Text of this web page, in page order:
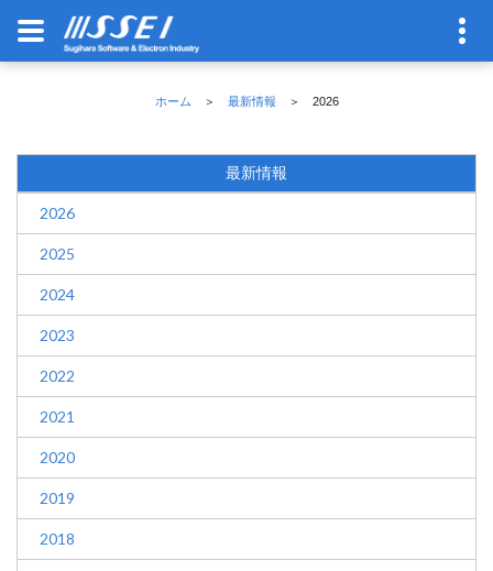
ホーム ＞ 最新情報 ＞ 2026
最新情報
2026
2025
2024
2023
2022
2021
2020
2019
2018